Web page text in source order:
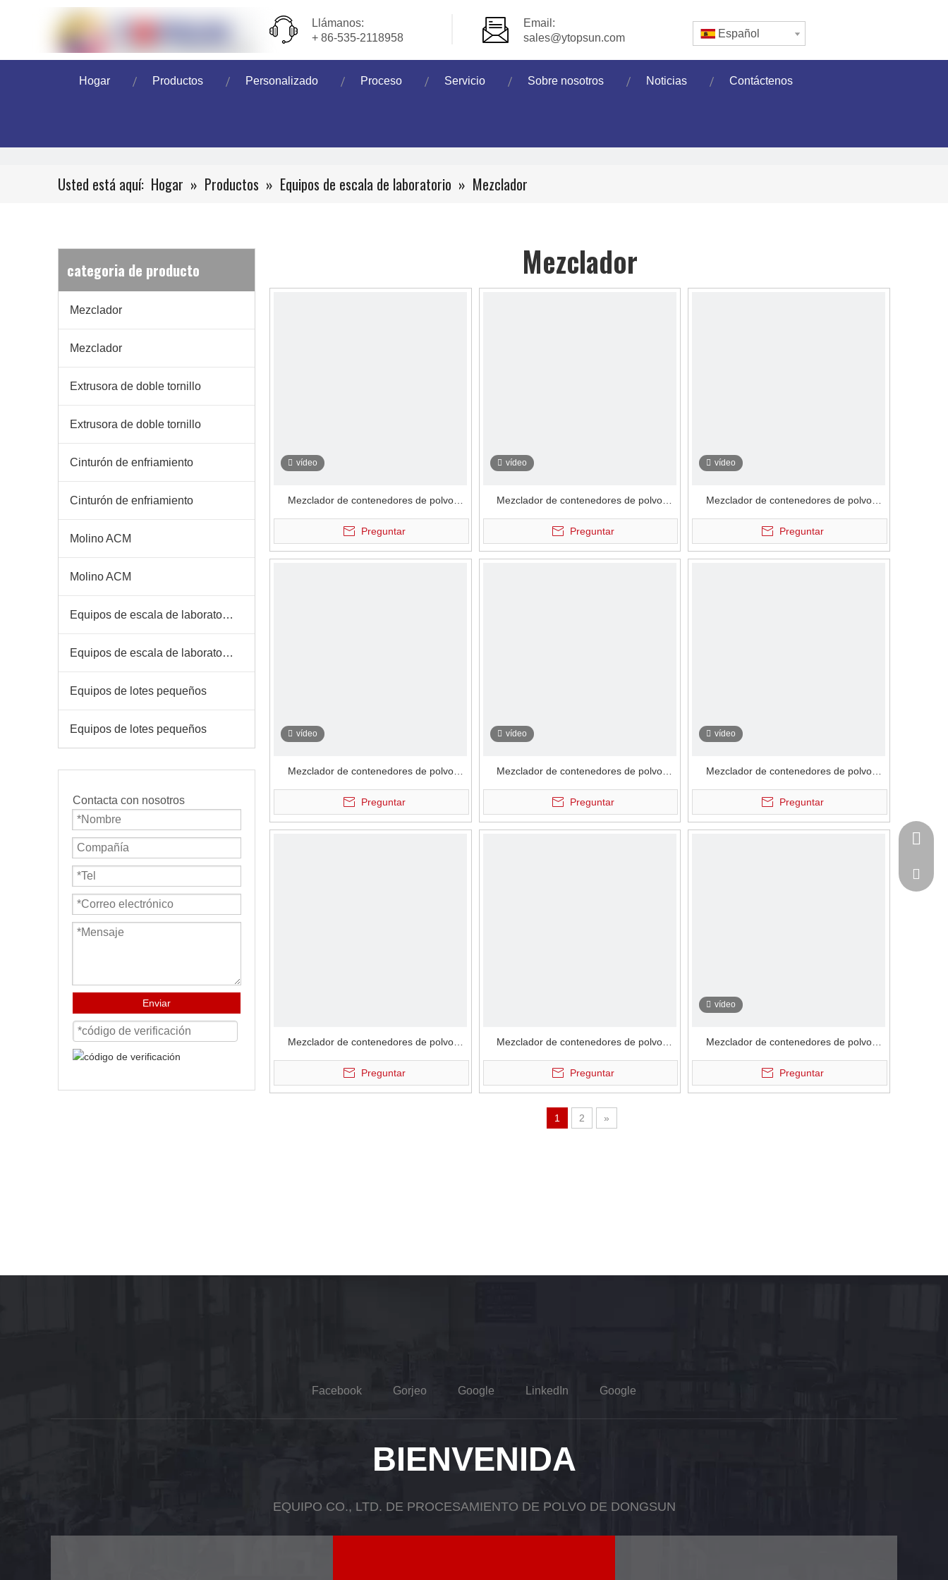
Llámanos:
+ 86-535-2118958
Email:
sales@ytopsun.com
Español
Hogar Productos Personalizado Proceso Servicio Sobre nosotros Noticias Contáctenos
Usted está aquí: Hogar » Productos » Equipos de escala de laboratorio » Mezclador
categoria de producto
Mezclador
Mezclador
Extrusora de doble tornillo
Extrusora de doble tornillo
Cinturón de enfriamiento
Cinturón de enfriamiento
Molino ACM
Molino ACM
Equipos de escala de laboratorio
Equipos de escala de laboratorio
Equipos de lotes pequeños
Equipos de lotes pequeños
Contacta con nosotros
Enviar
Mezclador
vídeo
Mezclador de contenedores de polvo
electrostático neumático al vacío
Preguntar
vídeo
Mezclador de contenedores de polvo
electrostático neumático rotativo
Preguntar
vídeo
Mezclador de contenedores de polvo
electrostático neumático eléctrico
Preguntar
vídeo
Mezclador de contenedores de polvo
electrostático neumático de unión
Preguntar
vídeo
Mezclador de contenedores de polvo
electrostático neumático automático
Preguntar
vídeo
Mezclador de contenedores de polvo
electrostático neumático centrífugo
Preguntar
Mezclador de contenedores de polvo
electrostático al vacío continuo
Preguntar
Mezclador de contenedores de polvo
electrostático al vacío a prueba de
explosiones
Preguntar
vídeo
Mezclador de contenedores de polvo
electrostático neumático neumático
Preguntar
1 2 »
Facebook Gorjeo Google LinkedIn Google
BIENVENIDA
EQUIPO CO., LTD. DE PROCESAMIENTO DE POLVO DE DONGSUN
+ 86-